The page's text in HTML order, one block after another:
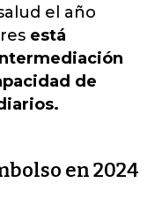
el año
está
de
en 2024